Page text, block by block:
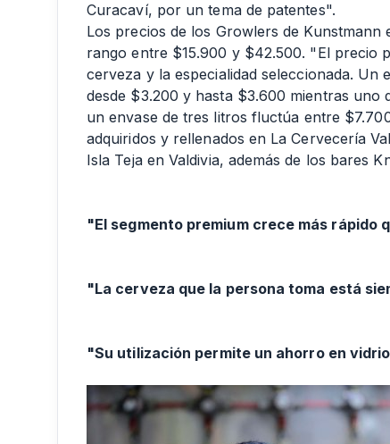
Curacaví, por un tema de patentes".
Los precios de los Growlers de
rango entre $15.900 y $42.500. "El precio
cerveza y la especialidad seleccionada.
desde $3.200 y hasta $3.600 mientras
un envase de tres litros fluctúa entre
adquiridos y rellenados en La Cervecería
Isla Teja en Valdivia, además de los bares
"El segmento premium crece más rápido
"La cerveza que la persona toma está
"Su utilización permite un ahorro en